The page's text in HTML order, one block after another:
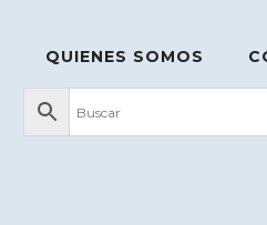
QUIENES SOMOS